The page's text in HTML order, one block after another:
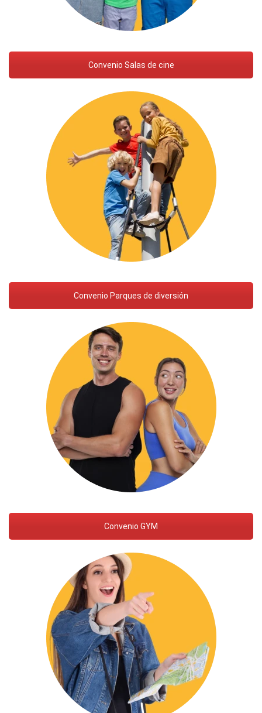
Convenio Salas de cine
Convenio Parques de diversión
Convenio GYM